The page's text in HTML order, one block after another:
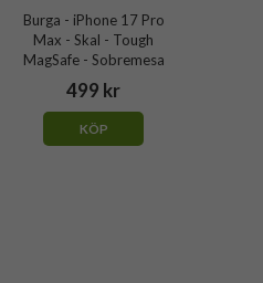
Burga - iPhone 17 Pro
Max - Skal - Tough
MagSafe - Sobremesa
499 kr
KÖP